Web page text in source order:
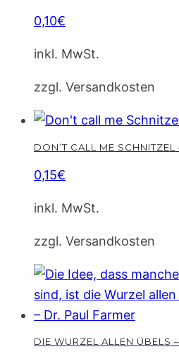
0,10€
inkl. MwSt.
zzgl. Versandkosten
DON’T CALL ME SCHNITZEL
0,15€
inkl. MwSt.
zzgl. Versandkosten
DIE WURZEL ALLEN ÜBELS